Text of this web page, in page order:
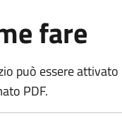
fare
può essere
PDF.